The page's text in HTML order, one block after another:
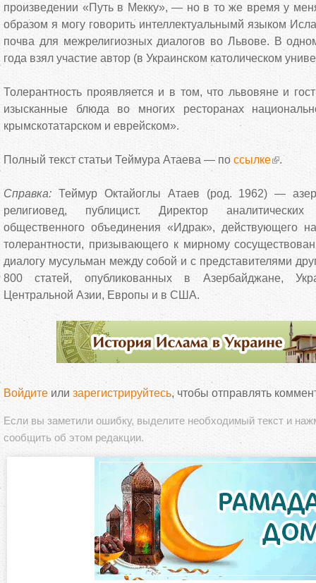
произведении «Путь в Мекку», — но в то же время у
образом я могу говорить интеллектуальнымй языком
почва для межрелигиозных диалогов во Львове. В
года взял участие автор (в Украинском католическом
Толерантность проявляется и в том, что львовяне и
изысканные блюда во многих ресторанах
крымскотатарском и еврейском».
Полный текст статьи Теймура Атаева — по ссылке .
Справка: Теймур Октайоглы Атаев (род. 1962) —
религиовед, публицист. Директор аналитических
общественного объединения «Идрак», действующего
толерантности, призывающего к мирному
диалогу мусульман между собой и с представителями
800 статей, опубликованных в Азербайджане,
Центральной Азии, Европы и в США.
Войдите или зарегистрируйтесь, чтобы отправлять
Если вы заметили ошибку, выделите необходимый текст и
сообщить об этом редакции.